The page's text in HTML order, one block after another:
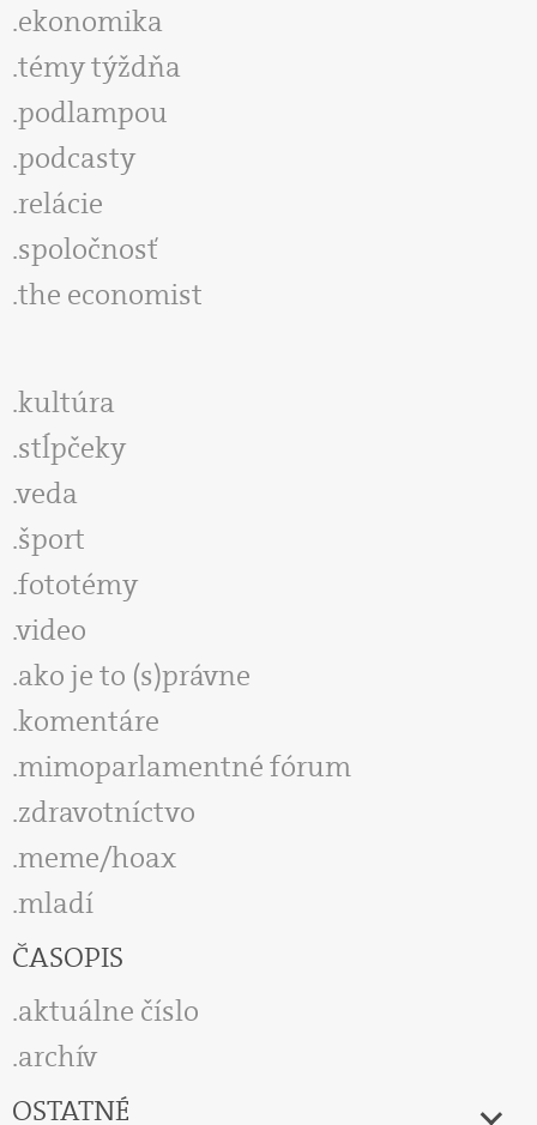
ekonomika
témy týždňa
podlampou
podcasty
relácie
spoločnosť
the economist
kultúra
stĺpčeky
veda
šport
fototémy
video
ako je to (s)právne
komentáre
mimoparlamentné fórum
zdravotníctvo
meme/hoax
mladí
ČASOPIS
aktuálne číslo
archív
OSTATNÉ